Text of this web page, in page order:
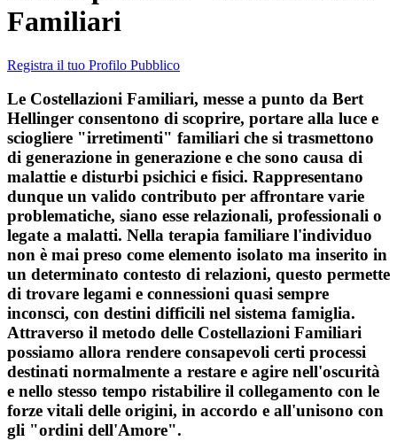
Familiari
Registra il tuo Profilo Pubblico
Le Costellazioni Familiari, messe a punto da Bert
Hellinger consentono di scoprire, portare alla luce e
sciogliere "irretimenti" familiari che si trasmettono
di generazione in generazione e che sono causa di
malattie e disturbi psichici e fisici. Rappresentano
dunque un valido contributo per affrontare varie
problematiche, siano esse relazionali, professionali o
legate a malatti. Nella terapia familiare l'individuo
non è mai preso come elemento isolato ma inserito in
un determinato contesto di relazioni, questo permette
di trovare legami e connessioni quasi sempre
inconsci, con destini difficili nel sistema famiglia.
Attraverso il metodo delle Costellazioni Familiari
possiamo allora rendere consapevoli certi processi
destinati normalmente a restare e agire nell'oscurità
e nello stesso tempo ristabilire il collegamento con le
forze vitali delle origini, in accordo e all'unisono con
gli "ordini dell'Amore".